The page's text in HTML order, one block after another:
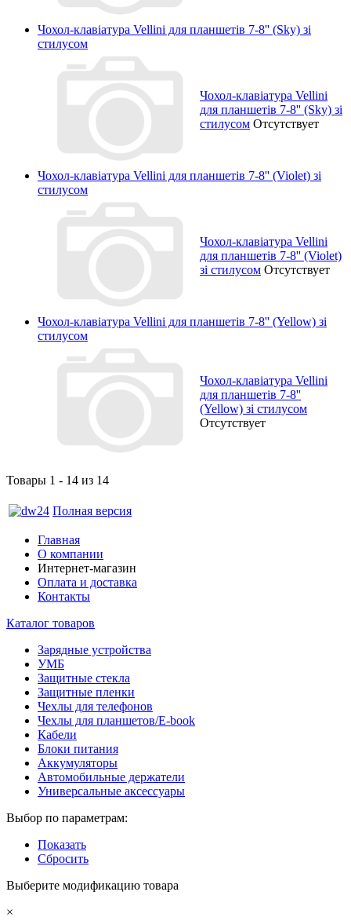
Чохол-клавіатура Vellini для планшетів 7-8'' (Sky) зі
стилусом
Чохол-клавіатура Vellini
для планшетів 7-8'' (Sky) зі
стилусом Отсутствует
Чохол-клавіатура Vellini для планшетів 7-8'' (Violet) зі
стилусом
Чохол-клавіатура Vellini
для планшетів 7-8'' (Violet)
зі стилусом Отсутствует
Чохол-клавіатура Vellini для планшетів 7-8'' (Yellow) зі
стилусом
Чохол-клавіатура Vellini
для планшетів 7-8''
(Yellow) зі стилусом
Отсутствует
Товары 1 - 14 из 14
Полная версия
Главная
О компании
Интернет-магазин
Оплата и доставка
Контакты
Каталог товаров
Зарядные устройства
УМБ
Защитные стекла
Защитные пленки
Чехлы для телефонов
Чехлы для планшетов/E-book
Кабели
Блоки питания
Аккумуляторы
Автомобильные держатели
Универсальные аксессуары
Выбор по параметрам:
Показать
Сбросить
Выберите модификацию товара
×